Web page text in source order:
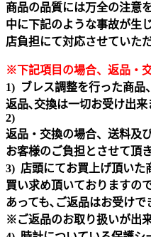
商品の品質には万全の注意
中に下記のような事故が生
店負担にて対応させていただ
※下記項目の場合、返品・
1) ブレス調整を行った商品
返品､交換は一切お受け出来
2)
返品・交換の場合、送料及
お客様のご負担とさせて頂き
3) 店頭にてお買上げ頂いた
買い求め頂いておりますの
あっても､ご返品はお受け
※ご返品のお取り扱いが出